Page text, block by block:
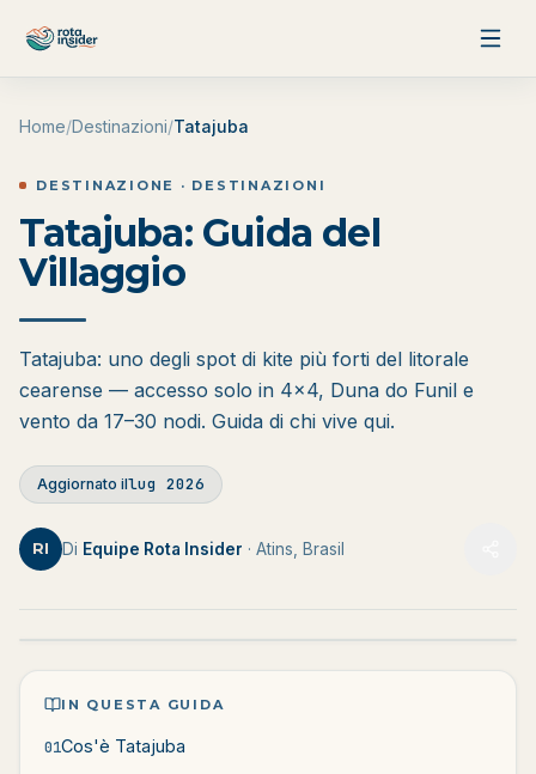
Home/Destinazioni/Tatajuba
DESTINAZIONE · DESTINAZIONI
Tatajuba: Guida del
Villaggio
Tatajuba: uno degli spot di kite più forti del litorale
cearense — accesso solo in 4x4, Duna do Funil e
vento da 17–30 nodi. Guida di chi vive qui.
Aggiornato illug 2026
RI Di Equipe Rota Insider · Atins, Brasil
IN QUESTA GUIDA
01Cos'è Tatajuba